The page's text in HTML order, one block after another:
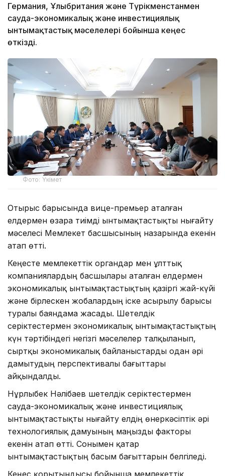
Германия, Ұлыбритания және Түрікменстанмен
сауда-экономикалық және инвестициялық
ынтымақтастық мәселелері бойынша кеңес
өткізді.
Фото: Үкімет
Отырыс барысында вице-премьер аталған
елдермен өзара тиімді ынтымақтастықты нығайту
мәселесі Мемлекет басшысының назарында екенін
атап өтті.
Кеңесте мемлекеттік органдар мен ұлттық
компаниялардың басшылары аталған елдермен
экономикалық ынтымақтастықтың қазіргі жай-күйі
және бірлескен жобалардың іске асырылу барысы
туралы баяндама жасады. Шетелдік
серіктестермен экономикалық ынтымақтастықтың
күн тәртібіндегі негізгі мәселелер талқыланып,
сыртқы экономикалық байланыстарды одан әрі
дамытудың перспективалы бағыттары
айқындалды.
Нұрлыбек Нәлібаев шетелдік серіктестермен
сауда-экономикалық және инвестициялық
ынтымақтастықты нығайту елдің өнеркәсіптік әрі
технологиялық дамуының маңызды факторы
екенін атап өтті. Сонымен қатар
ынтымақтастықтың басым бағыттарын белгіледі.